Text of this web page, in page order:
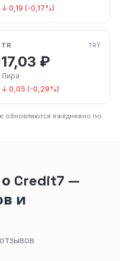
↓ 0,19 (-0,17%)
TR TRY
17,03 ₽
Лира
↓ 0,05 (-0,29%)
обновляются ежедневно по
Credit7 —
и